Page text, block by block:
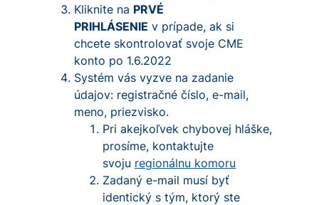
Kliknite na PRVÉ
PRIHLÁSENIE v prípade, ak si
chcete skontrolovať svoje CME
konto po 1.6.2022
Systém vás vyzve na zadanie
údajov: registračné číslo, e-mail,
meno, priezvisko.
Pri akejkoľvek chybovej hláške,
prosíme, kontaktujte
svoju regionálnu komoru
Zadaný e-mail musí byť
identický s tým, ktorý ste